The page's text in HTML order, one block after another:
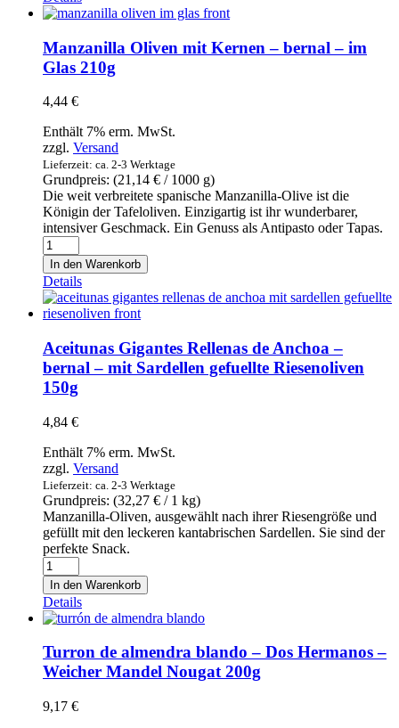
ibsa
-
pürierte
Tomatensauce
mit
Olivenöl
88%
Tomaten
350g
Menge
Manzanilla Oliven mit Kernen – bernal – im
Glas 210g
4,44 €
Enthält 7% erm. MwSt.
zzgl. Versand
Lieferzeit: ca. 2-3 Werktage
Grundpreis: (21,14 € / 1000 g)
Die weit verbreitete spanische Manzanilla-Olive ist die
Königin der Tafeloliven. Einzigartig ist ihr wunderbarer,
intensiver Geschmack. Ein Genuss als Antipasto oder Tapas.
Manzanilla
Oliven
mit
Kernen
-
bernal
im
Glas
210g
In den Warenkorb
Details
Aceitunas Gigantes Rellenas de Anchoa –
bernal – mit Sardellen gefuellte Riesenoliven
150g
4,84 €
Enthält 7% erm. MwSt.
zzgl. Versand
Lieferzeit: ca. 2-3 Werktage
Grundpreis: (32,27 € / 1 kg)
Manzanilla-Oliven, ausgewählt nach ihrer Riesengröße und
gefüllt mit den leckeren kantabrischen Sardellen. Sie sind der
perfekte Snack.
Aceitunas
Gigantes
Rellenas
de
Anchoa
-
bernal
-
Sardellen
In den Warenkorb
Details
Turron de almendra blando – Dos Hermanos –
Weicher Mandel Nougat 200g
9,17 €